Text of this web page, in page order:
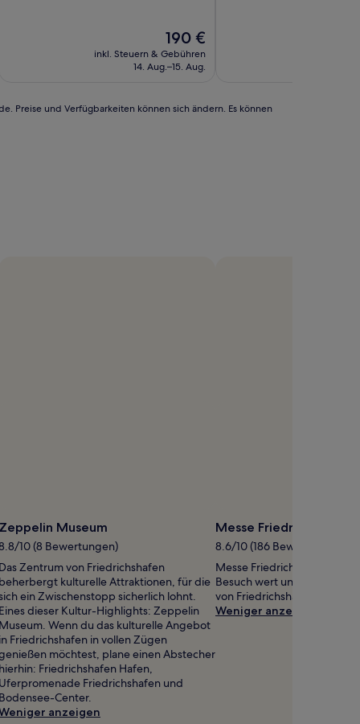
Der
Preis
beträgt
190 €
inkl. Steuern & Gebühren
14. Aug.–15. Aug.
Preise und Verfügbarkeiten können sich ändern. Es können
Zeppelin Museum
10 (8 Bewertungen)
Das Zentrum von Friedrichshafen
beherbergt kulturelle Attraktionen, für die
ein Zwischenstopp sicherlich lohnt.
Eines dieser Kultur-Highlights: Zeppelin
Museum. Wenn du das kulturelle Angebot
in Friedrichshafen in vollen Zügen
möchtest, plane einen Abstecher
hierhin: Friedrichshafen Hafen,
Uferpromenade Friedrichshafen und
Bodensee-Center.
anzeigen
Messe Friedrichshafen
8.6/10 (186 Bewertungen)
Messe Friedrichshafen ist
Besuch wert und nur 3,4
von Friedrichshafen
Weniger anzeigen